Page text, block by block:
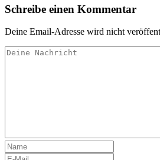
Schreibe einen Kommentar
Deine Email-Adresse wird nicht